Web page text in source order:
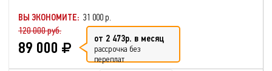
ВЫ ЭКОНОМИТЕ: 31 000 р.
120 000 руб.
89 000 от 2 473р. в месяц
рассрочка без
переплат